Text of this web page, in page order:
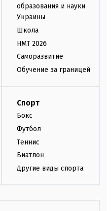
образования и науки
Украины
Школа
НМТ 2026
Саморазвитие
Обучение за границей
Спорт
Бокс
Футбол
Теннис
Биатлон
Другие виды спорта